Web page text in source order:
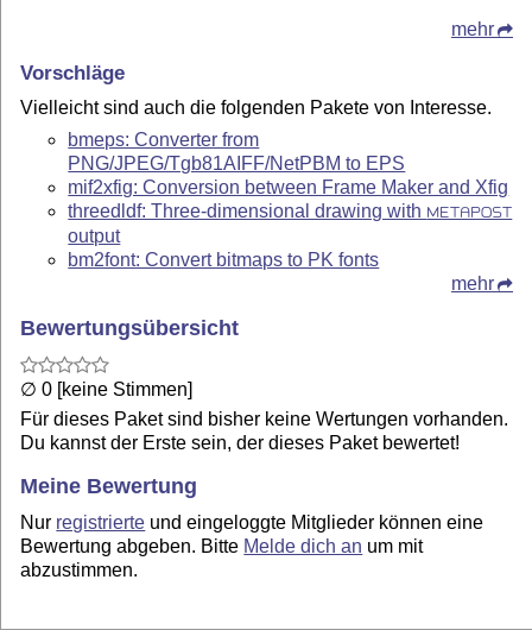
mehr
Vorschläge
Vielleicht sind auch die folgenden Pakete von Interesse.
bmeps: Converter from
PNG/JPEG/Tgb81AIFF/NetPBM to EPS
mif2xfig: Conversion between Frame Maker and Xfig
threedldf: Three-dimensional drawing with
METAPOST
output
bm2font: Convert bitmaps to PK fonts
mehr
Bewertungsübersicht
∅ 0 [keine Stimmen]
Für dieses Paket sind bisher keine Wertungen vorhanden.
Du kannst der Erste sein, der dieses Paket bewertet!
Meine Bewertung
Nur registrierte und eingeloggte Mitglieder können eine
Bewertung abgeben. Bitte Melde dich an um mit
abzustimmen.